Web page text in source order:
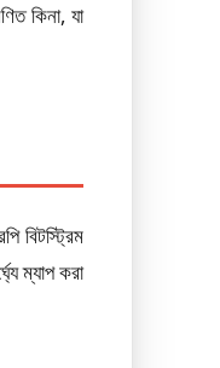
কিনা, যা
বিটস্ট্রিম
ম্যাপ করা